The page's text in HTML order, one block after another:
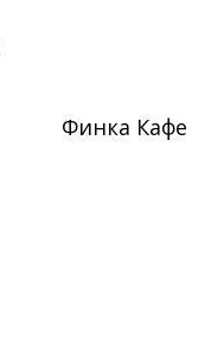
Финка Кафе